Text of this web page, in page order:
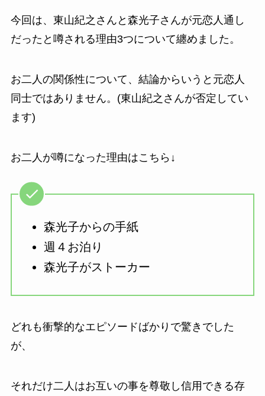
今回は、東山紀之さんと森光子さんが元恋人通し
だったと噂される理由3つについて纏めました。
お二人の関係性について、結論からいうと元恋人
同士ではありません。(東山紀之さんが否定してい
ます)
お二人が噂になった理由はこちら↓
森光子からの手紙
週４お泊り
森光子がストーカー
どれも衝撃的なエピソードばかりで驚きでした
が、
それだけ二人はお互いの事を尊敬し信用できる存